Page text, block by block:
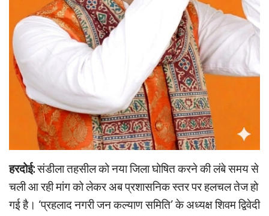
हरदोई:संडीला तहसील को नया जिला घोषित करने की लंबे समय से
चली आ रही मांग को लेकर अब प्रशासनिक स्तर पर हलचल तेज हो
गई है। ‘प्रहलाद नगरी जन कल्याण समिति’ के अध्यक्ष शिवम द्विवेदी